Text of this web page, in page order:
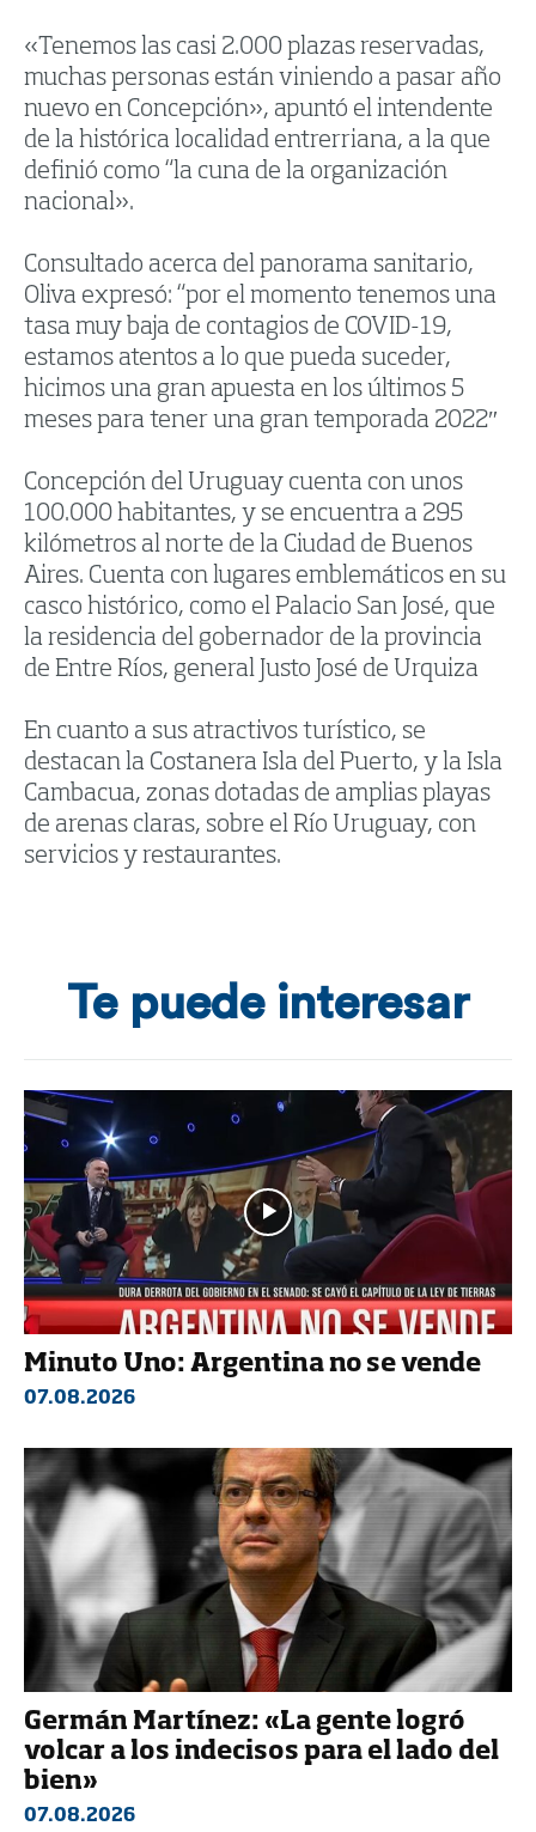
«Tenemos las casi 2.000 plazas reservadas,
muchas personas están viniendo a pasar año
nuevo en Concepción», apuntó el intendente
de la histórica localidad entrerriana, a la que
definió como “la cuna de la organización
nacional».
Consultado acerca del panorama sanitario,
Oliva expresó: “por el momento tenemos una
tasa muy baja de contagios de COVID-19,
estamos atentos a lo que pueda suceder,
hicimos una gran apuesta en los últimos 5
meses para tener una gran temporada 2022″
Concepción del Uruguay cuenta con unos
100.000 habitantes, y se encuentra a 295
kilómetros al norte de la Ciudad de Buenos
Aires. Cuenta con lugares emblemáticos en su
casco histórico, como el Palacio San José, que
la residencia del gobernador de la provincia
de Entre Ríos, general Justo José de Urquiza
En cuanto a sus atractivos turístico, se
destacan la Costanera Isla del Puerto, y la Isla
Cambacua, zonas dotadas de amplias playas
de arenas claras, sobre el Río Uruguay, con
servicios y restaurantes.
Te puede interesar
Minuto Uno: Argentina no se vende
07.08.2026
Germán Martínez: «La gente logró
volcar a los indecisos para el lado del
bien»
07.08.2026